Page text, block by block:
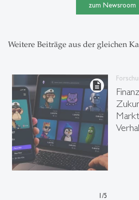
zum Newsroom
Weitere Beiträge aus der gleichen
description
1/5